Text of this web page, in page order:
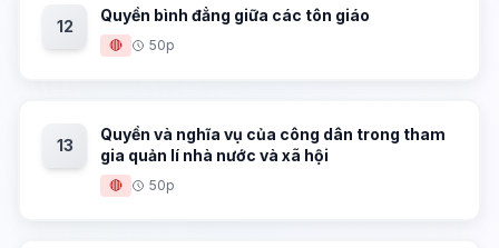
12
Quyền bình đẳng giữa các tôn giáo
🔴 50p
13
Quyền và nghĩa vụ của công dân trong tham
gia quản lí nhà nước và xã hội
🔴 50p